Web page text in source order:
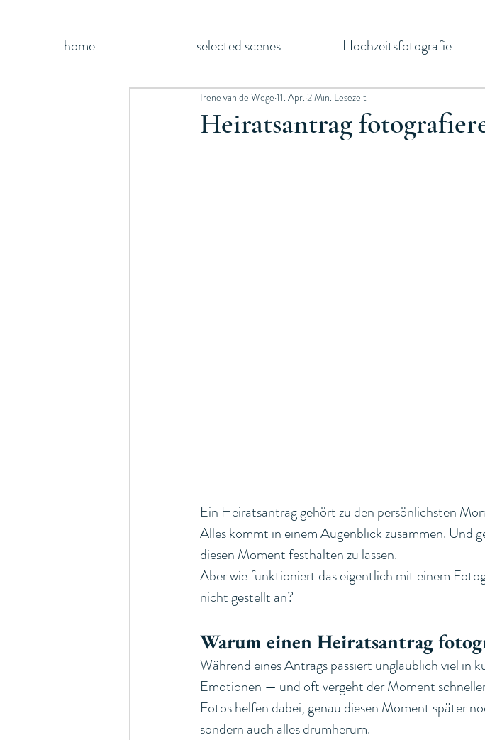
home selected scenes Hochzeitsfotografie
Heiratsantrag
Irene van de Wege 11. Apr. 2 Min. Lesezeit
Ein Heiratsantrag gehört zu den persönlichsten
Alles kommt in einem Augenblick zusammen. Und
diesen Moment festhalten zu lassen.
Aber wie funktioniert das eigentlich mit einem
nicht gestellt an?
Warum einen Heiratsantrag
Während eines Antrags passiert unglaublich viel in
Emotionen — und oft vergeht der Moment
Fotos helfen dabei, genau diesen Moment später
sondern auch alles drumherum.